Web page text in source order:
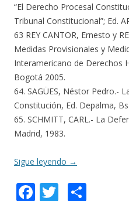
“El Derecho Procesal
Tribunal Constitucional”; Ed.
63 REY CANTOR, Ernesto y
Medidas Provisionales y
Interamericano de Derechos
Bogotá 2005.
64. SAGÜES, Néstor Pedro.-
Constitución, Ed. Depalma,
65. SCHMITT, CARL.- La
Madrid, 1983.
Sigue leyendo →
F T